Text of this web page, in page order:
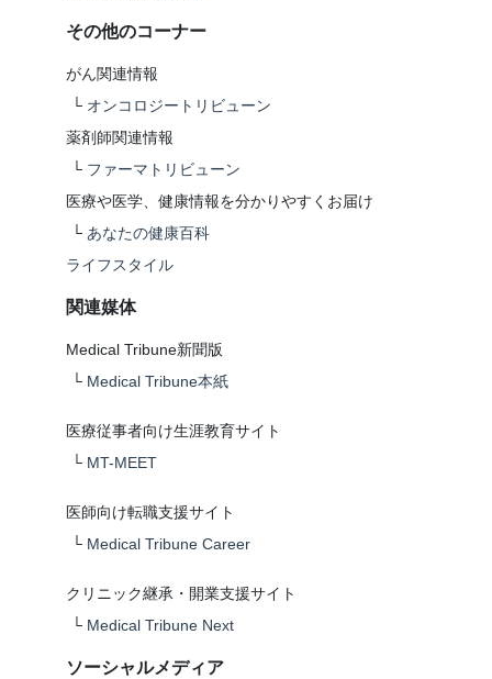
その他のコーナー
がん関連情報
└ オンコロジートリビューン
薬剤師関連情報
└ ファーマトリビューン
医療や医学、健康情報を分かりやすくお届け
└ あなたの健康百科
ライフスタイル
関連媒体
Medical Tribune新聞版
└ Medical Tribune本紙
医療従事者向け生涯教育サイト
└ MT-MEET
医師向け転職支援サイト
└ Medical Tribune Career
クリニック継承・開業支援サイト
└ Medical Tribune Next
ソーシャルメディア